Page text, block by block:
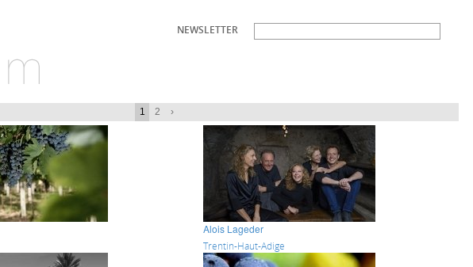
NEWSLETTER
1 2 ›
Alois Lageder
Trentin-Haut-Adige